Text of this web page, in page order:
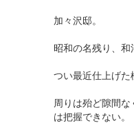
加々沢邸。
昭和の名残り、和
つい最近仕上げた
周りは殆ど隙間
は把握できない。